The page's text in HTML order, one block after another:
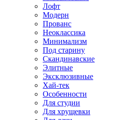
Лофт
Модерн
Прованс
Неоклассика
Минимализм
Под старину
Скандинавские
Элитные
Эксклюзивные
Хай-тек
Особенности
Для студии
Для хрущевки